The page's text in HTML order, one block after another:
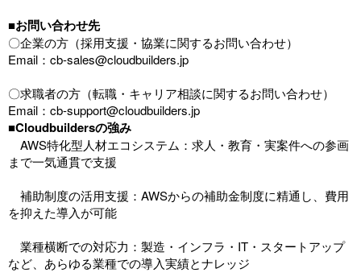
■お問い合わせ先
〇企業の方（採用支援・協業に関するお問い合わせ）
Email：cb-sales@cloudbuilders.jp
〇求職者の方（転職・キャリア相談に関するお問い合わせ）
Email：cb-support@cloudbuilders.jp
■Cloudbuildersの強み
AWS特化型人材エコシステム：求人・教育・実案件への参画
まで一気通貫で支援
補助制度の活用支援：AWSからの補助金制度に精通し、費用
を抑えた導入が可能
業種横断での対応力：製造・インフラ・IT・スタートアップ
など、あらゆる業種での導入実績とナレッジ